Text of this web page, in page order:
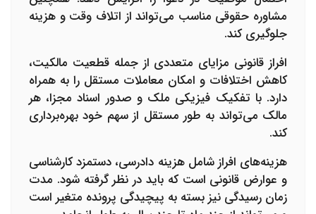
مشاوره حقوقی مناسب می‌تواند از اتلاف وقت و هزینه
جلوگیری کند.
افراز قانونی مزایای متعددی از جمله قطعیت مالکیت،
کاهش اختلافات و امکان معاملات مستقل را به همراه
دارد. با تفکیک فیزیکی ملک و صدور اسناد مجزا، هر
مالک می‌تواند به طور مستقل از سهم خود بهره‌برداری
کند.
هزینه‌های افراز شامل هزینه دادرسی، دستمزد کارشناسی
و عوارض قانونی است که باید در نظر گرفته شود. مدت
زمان رسیدگی نیز بسته به پیچیدگی پرونده متغیر است